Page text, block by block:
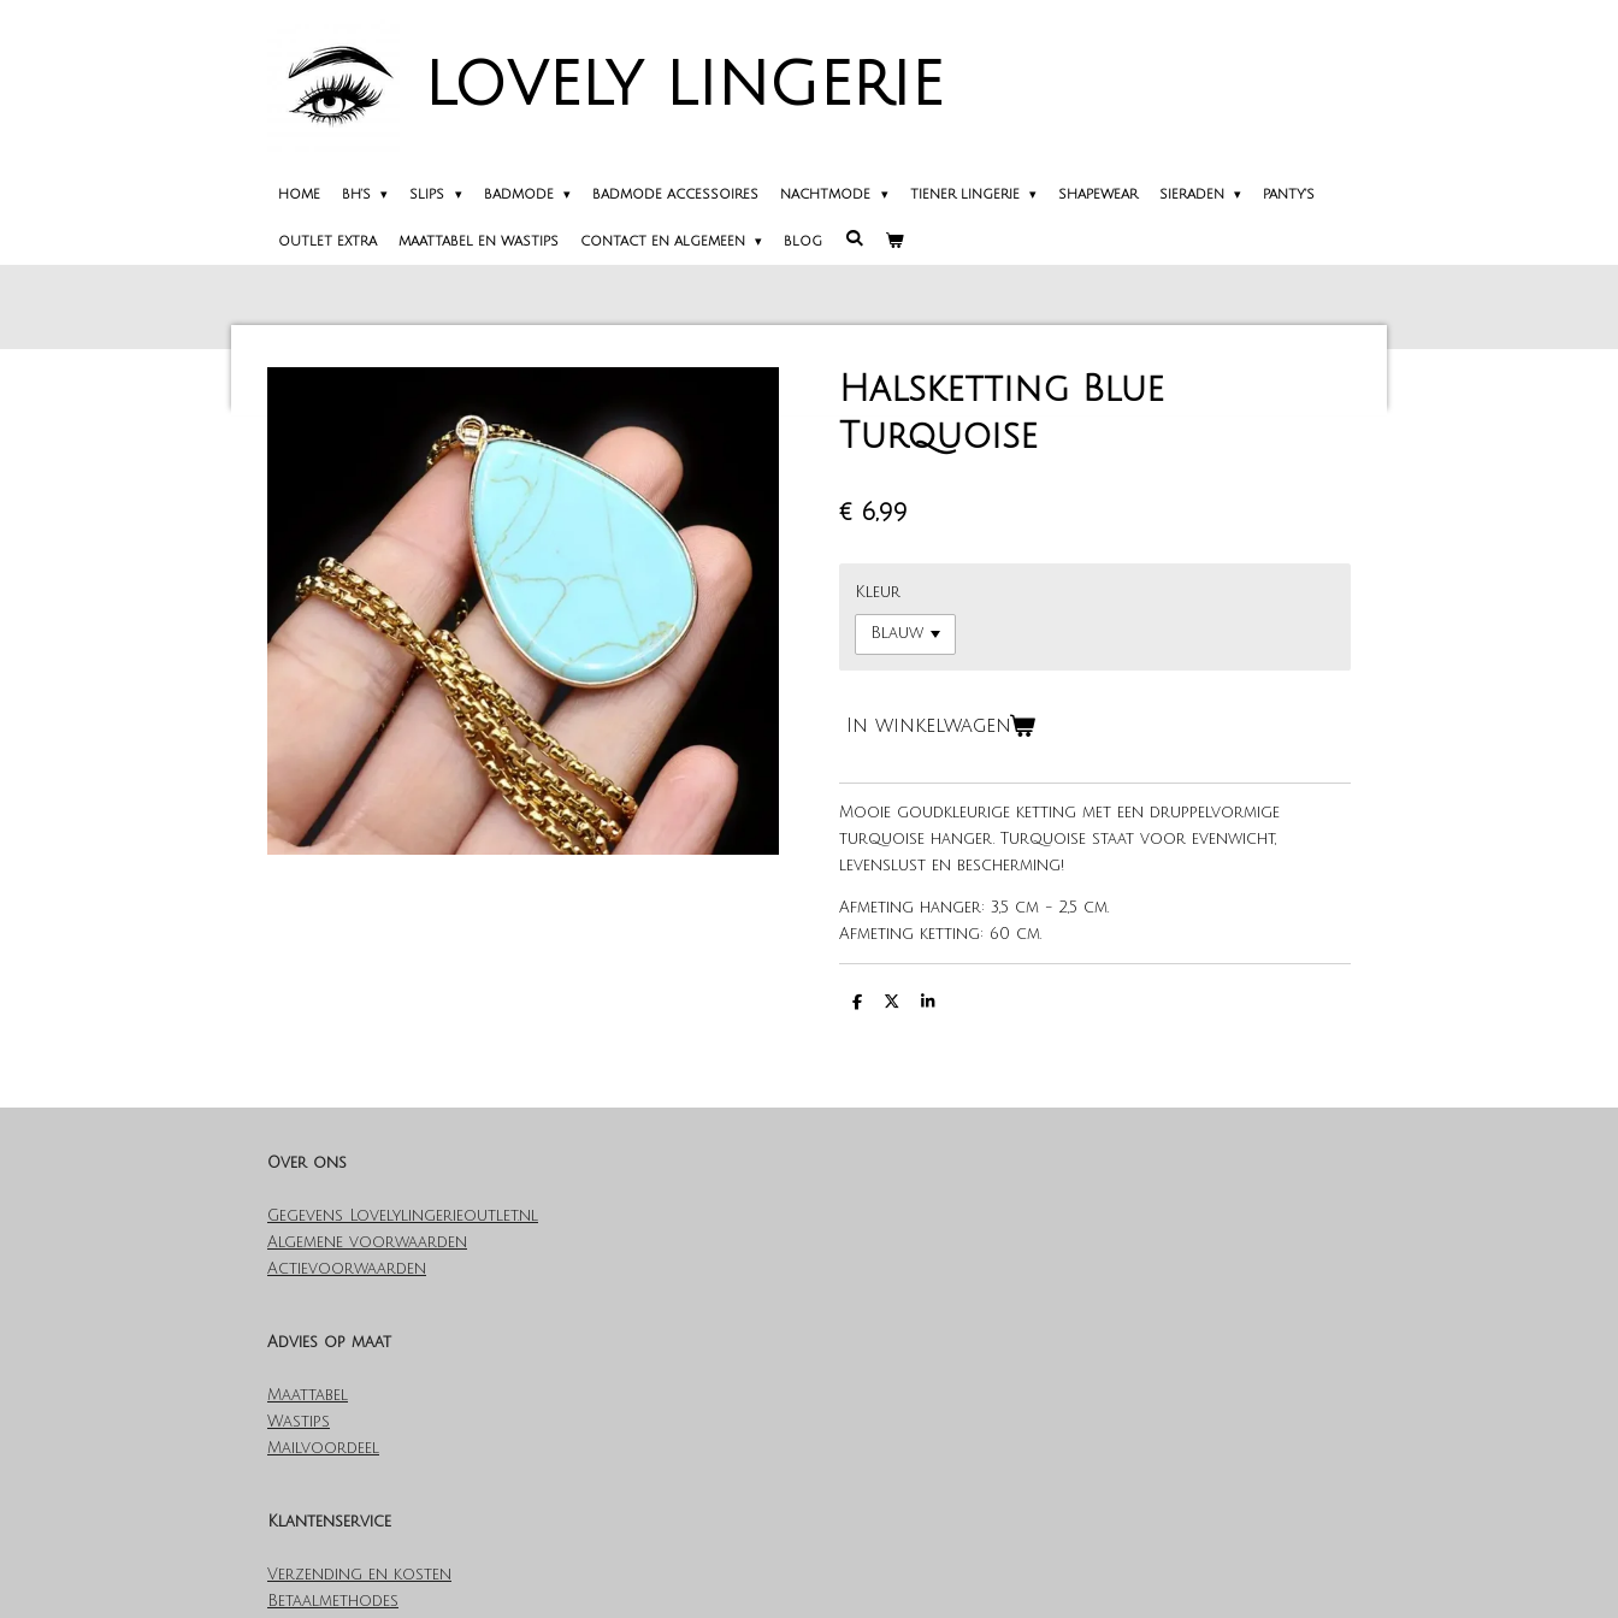
LOVELY LINGERIE
HOME BH'S SLIPS BADMODE BADMODE ACCESSOIRES NACHTMODE TIENER LINGERIE SHAPEWEAR SIERADEN PANTY'S
OUTLET EXTRA MAATTABEL EN WASTIPS CONTACT EN ALGEMEEN BLOG
Halsketting Blue
Turquoise
€ 6,99
Kleur
In winkelwagen
Mooie goudkleurige ketting met een druppelvormige
turquoise hanger. Turquoise staat voor evenwicht,
levenslust en bescherming!
Afmeting hanger: 3,5 cm - 2,5 cm.
Afmeting ketting: 60 cm.
D
D
S
Over ons
Gegevens Lovelylingerieoutlet.nl
Algemene voorwaarden
Actievoorwaarden
Advies op maat
Maattabel
Wastips
Mailvoordeel
Klantenservice
Verzending en kosten
Betaalmethodes